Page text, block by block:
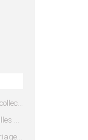
Bijoux de mariage modernes : une collection pensée pour les mariées d’aujourd’hui
Comment choisir ses boucles d’oreilles de mariée en fonction de sa coiffure ?
Comment choisir ses bijoux de mariage en fonction de sa robe ?